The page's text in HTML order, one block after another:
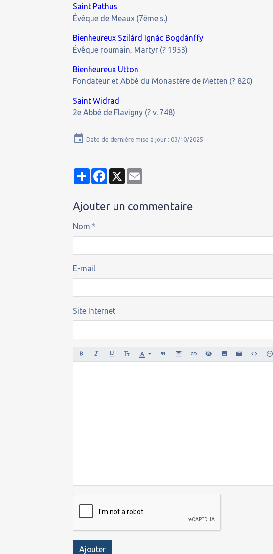
Saint Pathus
Évêque de Meaux (7ème s.)
Bienheureux Szilárd Ignác Bogdánffy
Évêque roumain, Martyr (? 1953)
Bienheureux Utton
Fondateur et Abbé du Monastère de Metten (? 820)
Saint Widrad
2e Abbé de Flavigny (? v. 748)
Date de dernière mise à jour : 03/10/2025
PartagerFacebook
X
Ajouter un commentaire
Nom
E-mail
Site Internet
Ajouter